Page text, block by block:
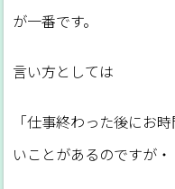
が一番です。
言い方としては
「仕事終わった後にお
いことがあるのですが・